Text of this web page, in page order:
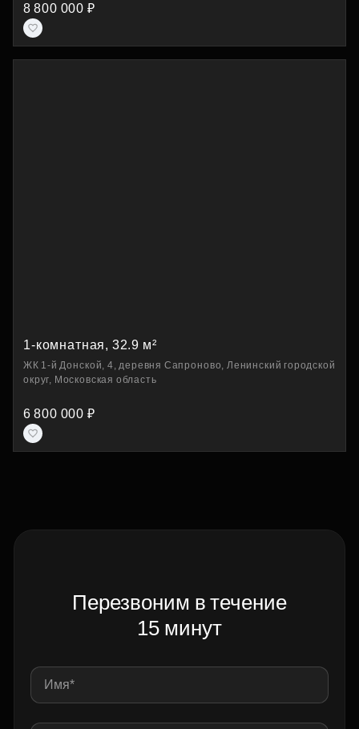
8 800 000 ₽
1-комнатная, 32.9 м²
ЖК 1-й Донской, 4, деревня Сапроново, Ленинский городской
округ, Московская область
6 800 000 ₽
Перезвоним в течение
15 минут